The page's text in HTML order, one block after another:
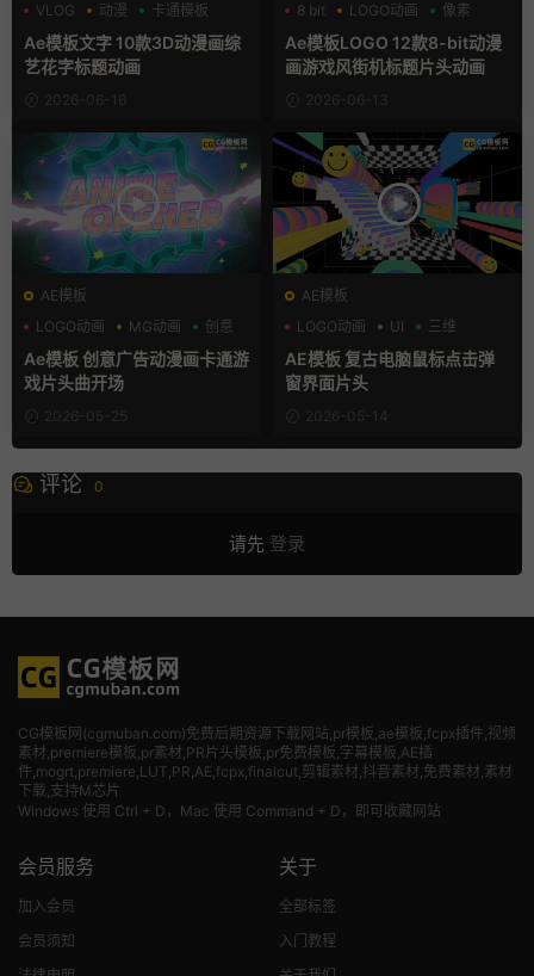
VLOG
动漫 卡通模板
Ae模板文字 10款3D动漫画综
艺花字标题动画
2026-06-16
8 bit
LOGO动画 像素
Ae模板LOGO 12款8-bit动漫
画游戏风街机标题片头动画
2026-06-13
AE模板
LOGO动画
MG动画 创意
Ae模板 创意广告动漫画卡通游
戏片头曲开场
2026-05-25
AE模板
LOGO动画
UI 三维
AE模板 复古电脑鼠标点击弹
窗界面片头
2026-05-14
评论 0
请先 登录
CG模板网(cgmuban.com)免费后期资源下载网站,pr模板,ae模板,fcpx插件,视频
素材 ,premiere模板,pr素材,PR片头模板,pr免费模板,字幕模板,AE插
件,mogrt,premiere,LUT,PR,AE,fcpx,finalcut,剪辑素材,抖音素材,免费素材,素材
下载,支持M芯片
Windows 使用 Ctrl + D，Mac 使用 Command + D，即可收藏网站
会员服务
加入会员
会员须知
关于
全部标签
入门教程